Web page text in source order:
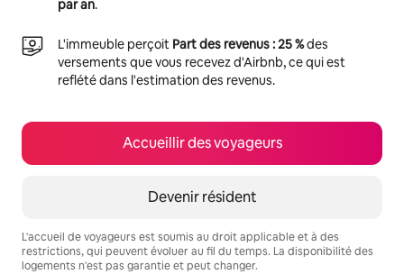
par an.
L'immeuble perçoit Part des revenus : 25 %des
versements que vous recevez d'Airbnb, ce qui est
reflété dans l'estimation des revenus.
Accueillir des voyageurs
Devenir résident
L'accueil de voyageurs est soumis au droit applicable et à des
restrictions, qui peuvent évoluer au fil du temps. La disponibilité des
logements n'est pas garantie et peut changer.